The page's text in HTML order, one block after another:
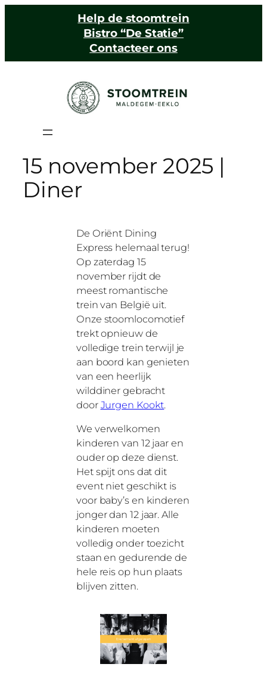
Help de stoomtrein
Bistro “De Statie”
Contacteer ons
15 november 2025 |
Diner
De Oriënt Dining
Express helemaal terug!
Op zaterdag 15
november rijdt de
meest romantische
trein van België uit.
Onze stoomlocomotief
trekt opnieuw de
volledige trein terwijl je
aan boord kan genieten
van een heerlijk
wilddiner gebracht
door Jurgen Kookt.
We verwelkomen
kinderen van 12 jaar en
ouder op deze dienst.
Het spijt ons dat dit
event niet geschikt is
voor baby’s en kinderen
jonger dan 12 jaar. Alle
kinderen moeten
volledig onder toezicht
staan en gedurende de
hele reis op hun plaats
blijven zitten.